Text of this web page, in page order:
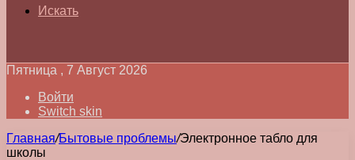
Искать
Пятница , 7 Август 2026
Войти
Switch skin
Главная/Бытовые проблемы/Электронное табло для
школы